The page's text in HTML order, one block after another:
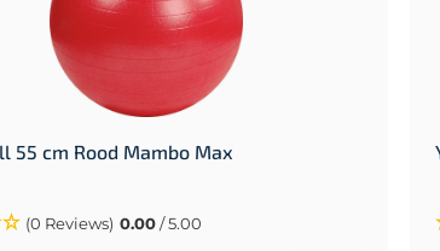
55 cm Rood Mambo Max
(0 Reviews) 0.00/ 5.00